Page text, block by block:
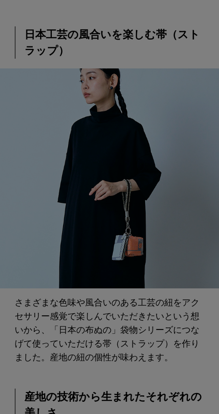
日本工芸の風合いを楽しむ帯（スト
ラップ）
さまざまな色味や風合いのある工芸の紐をアク
セサリー感覚で楽しんでいただきたいという想
いから、「日本の布ぬの」袋物シリーズにつな
げて使っていただける帯（ストラップ）を作り
ました。産地の紐の個性が味わえます。
産地の技術から生まれたそれぞれの